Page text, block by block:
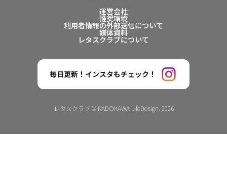
運営会社
推奨環境
利用者情報の外部送信について
媒体資料
レタスクラブについて
毎日更新！インスタもチェック！
レタスクラブ © KADOKAWA LifeDesign. 2026